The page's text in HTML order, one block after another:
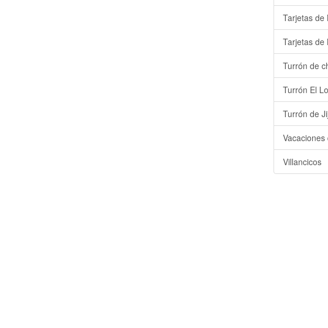
Tarjetas de
Tarjetas de
Turrón de
Turrón El
Turrón de
Villancicos